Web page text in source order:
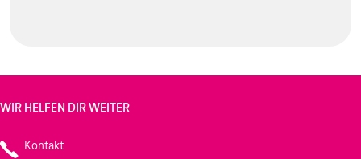
WIR HELFEN DIR WEITER
Kontakt